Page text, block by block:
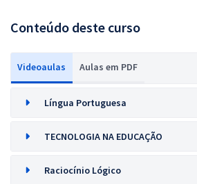
Conteúdo deste curso
Videoaulas Aulas em PDF
Língua Portuguesa
TECNOLOGIA NA EDUCAÇÃO
Raciocínio Lógico